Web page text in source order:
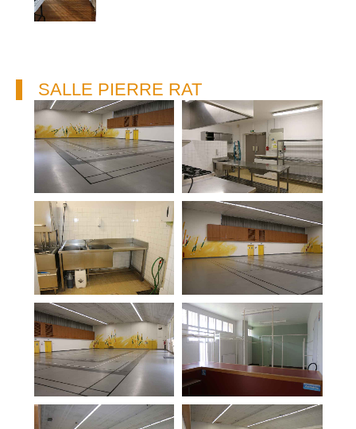
SALLE PIERRE RAT